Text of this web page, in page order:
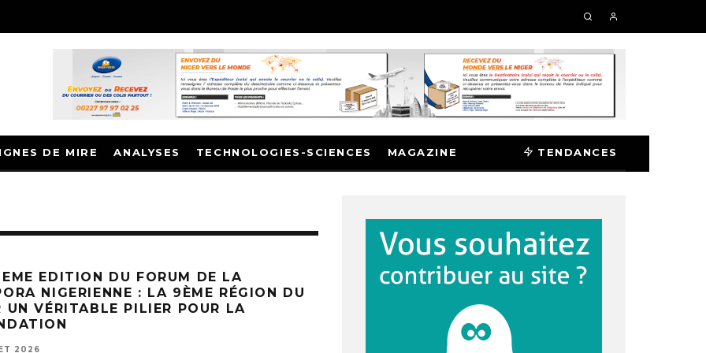
DE MIRE ANALYSES TECHNOLOGIES-SCIENCES MAGAZINE TENDANCES
EDITION DU FORUM DE LA
NIGERIENNE : LA 9ÈME RÉGION DU
UN VÉRITABLE PILIER POUR LA
2026